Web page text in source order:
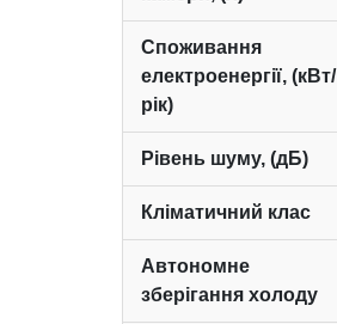
Споживання
електроенергії, (кВт/
рік)
Рівень шуму, (дБ)
Кліматичний клас
Автономне
зберігання холоду